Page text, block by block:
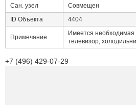
Сан. узел
Совмещен
ID Объекта
4404
Примечание
Имеется необходимая
телевизор,
+7 (496) 429-07-29